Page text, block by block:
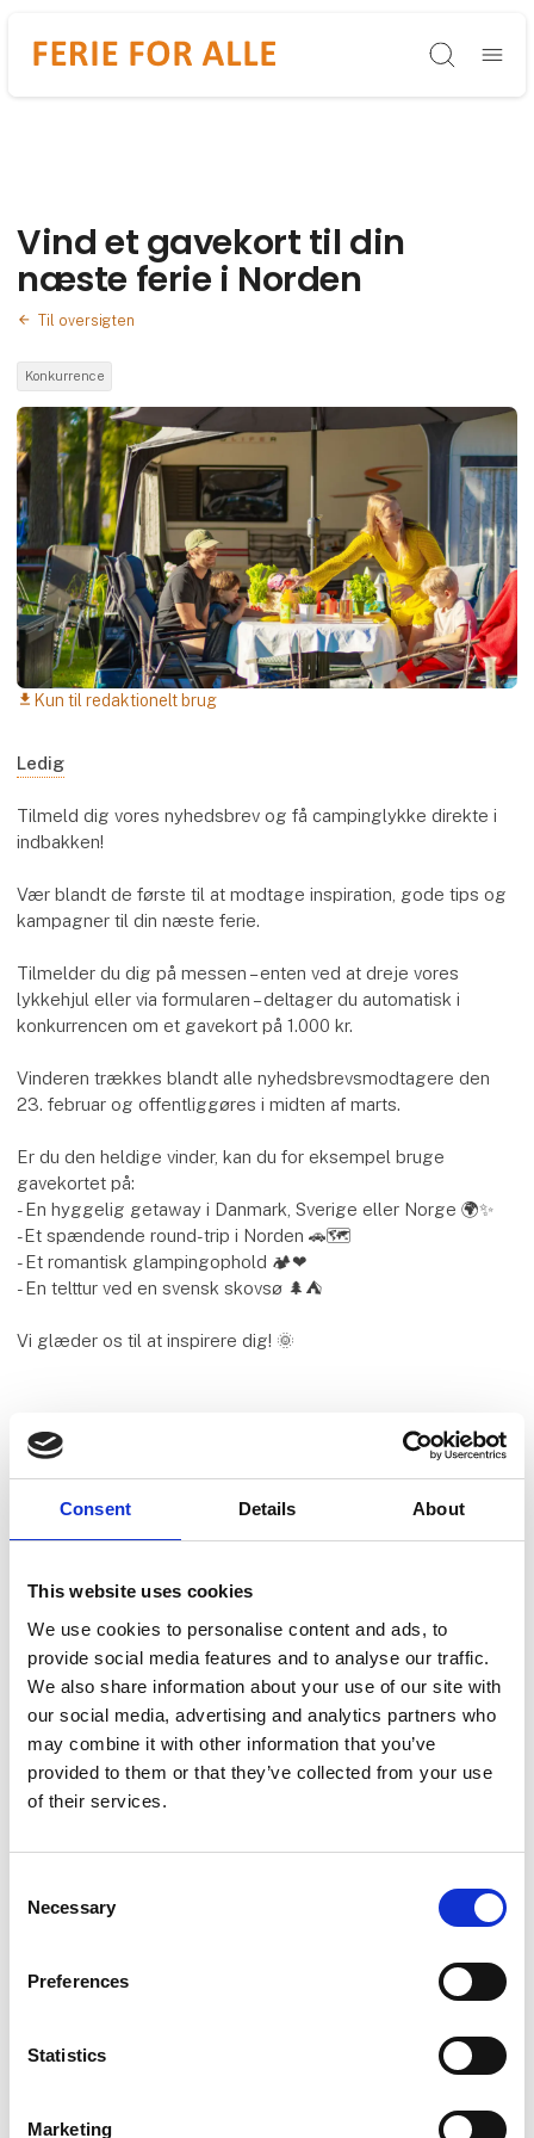
Consent Details About
This website uses cookies
We use cookies to personalise content and ads, to
provide social media features and to analyse our traffic.
We also share information about your use of our site with
our social media, advertising and analytics partners who
may combine it with other information that you’ve
provided to them or that they’ve collected from your use
of their services.
Selection
Necessary
Preferences
Statistics
Marketing
Søg
Vind et gavekort til din
næste ferie i Norden
Til oversigten
Konkurrence
download Kun til redaktionelt brug
Ledig
Tilmeld dig vores nyhedsbrev og få campinglykke direkte i
indbakken!
Vær blandt de første til at modtage inspiration, gode tips og
kampagner til din næste ferie.
Tilmelder du dig på messen – enten ved at dreje vores
lykkehjul eller via formularen – deltager du automatisk i
konkurrencen om et gavekort på 1.000 kr.
Vinderen trækkes blandt alle nyhedsbrevsmodtagere den
23. februar og offentliggøres i midten af marts.
Er du den heldige vinder, kan du for eksempel bruge
gavekortet på:
- En hyggelig getaway i Danmark, Sverige eller Norge 🌍✨
-Et spændende round-trip i Norden 🚗🗺️
- Et romantisk glampingophold 🏕️❤
- En telttur ved en svensk skovsø 🌲⛺
Vi glæder os til at inspirere dig! 🌞
Start
20. feb 22. feb
Eventet udbydes af:
First Camp